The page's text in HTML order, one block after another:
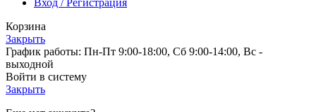
Корзина
Закрыть
График работы: Пн-Пт 9:00-18:00, Сб 9:00-14:00, Вс -
выходной
Войти в систему
Закрыть